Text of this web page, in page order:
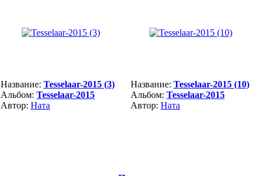
Название: Tesselaar-2015 (3)
Альбом: Tesselaar-2015
Автор: Ната
Название: Tesselaar-2015 (10)
Альбом: Tesselaar-2015
Автор: Ната